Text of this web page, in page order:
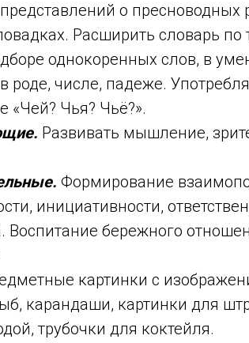
о пресноводных
Расширить словарь по
однокоренных слов, в
роде, числе, падеже.
«Чей? Чья? Чьё?».
Развивать мышление,
Формирование
инициативности,
Воспитание бережного
картинки с
карандаши, картинки для
трубочки для коктейля.